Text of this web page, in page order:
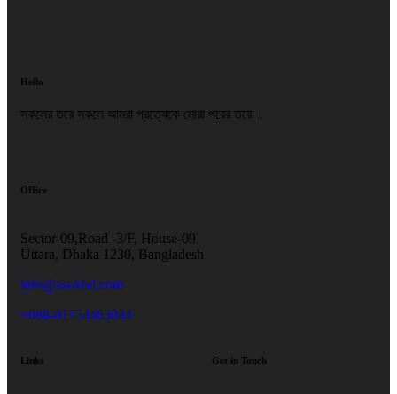
Hello
সকলের তরে সকলে আমরা প্রত্যেকে মোরা পরের তরে ।
Office
Sector-09,Road -3/F, House-09
Uttara, Dhaka 1230, Bangladesh
info@asokbd.com
+088-01754463044
Links Get in Touch